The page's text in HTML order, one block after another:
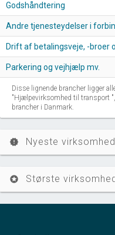
Godshåndtering
Andre tjenesteydelser i
Drift af betalingsveje, -broer
Parkering og vejhjælp mv.
Disse lignende brancher ligger
"Hjælpevirksomhed til transport
brancher i Danmark.
new_releases Nyeste
stars Største